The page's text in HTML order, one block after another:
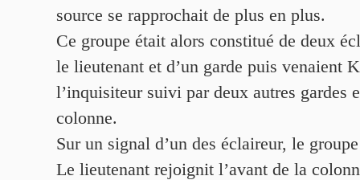
source se rapprochait de plus en plus.
Ce groupe était alors constitué de deux
le lieutenant et d’un garde puis venaient
l’inquisiteur suivi par deux autres gardes
colonne.
Sur un signal d’un des éclaireur, le
Le lieutenant rejoignit l’avant de la